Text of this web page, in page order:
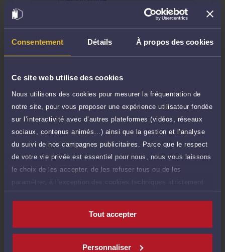
Consentement Détails À propos des cookies
Ce site web utilise des cookies
Nous utilisons des cookies pour mesurer la fréquentation de
notre site, pour vous proposer une expérience utilisateur fondée
sur l’interactivité avec d’autres plateformes (vidéos, réseaux
sociaux, contenus animés…) ainsi que la gestion et l’analyse
du suivi de nos campagnes publicitaires. Parce que le respect
de votre vie privée est essentiel pour nous, nous vous laissons
le choix de les accepter, de les refuser tous ou de les
paramétrer, à l’exception des cookies techniques strictement
nécessaires au fonctionnement du site.
Tout accepter
Personnaliser
Réponse concise à votre question (moins TTC
Poser une question
Etude de votre dossier + possibilité
Consulter par écrit
Payer des honoraires ou une facture
Vous souhaitez payer une facture ou des
honoraires à l’avocat par Carte Bancaire.
Payer
Compétences